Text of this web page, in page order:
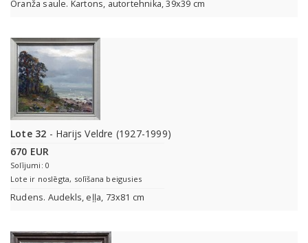
Oranža saule. Kartons, autortehnika, 39x39 cm
Lote 32 - Harijs Veldre (1927-1999)
670 EUR
Solījumi: 0
Lote ir noslēgta, solīšana beigusies
Rudens. Audekls, eļļa, 73x81 cm